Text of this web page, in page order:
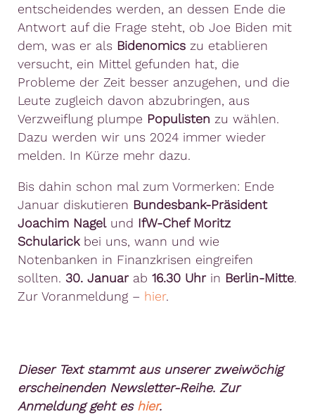
entscheidendes werden, an dessen Ende die
Antwort auf die Frage steht, ob Joe Biden mit
dem, was er als Bidenomics zu etablieren
versucht, ein Mittel gefunden hat, die
Probleme der Zeit besser anzugehen, und die
Leute zugleich davon abzubringen, aus
Verzweiflung plumpe Populisten zu wählen.
Dazu werden wir uns 2024 immer wieder
melden. In Kürze mehr dazu.
Bis dahin schon mal zum Vormerken: Ende
Januar diskutieren Bundesbank-Präsident
Joachim Nagelund IfW-Chef Moritz
Schularick bei uns, wann und wie
Notenbanken in Finanzkrisen eingreifen
sollten. 30. Januar ab 16.30 Uhr in Berlin-Mitte.
Zur Voranmeldung – hier.
Dieser Text stammt aus unserer zweiwöchig
erscheinenden Newsletter-Reihe. Zur
Anmeldung geht es hier.